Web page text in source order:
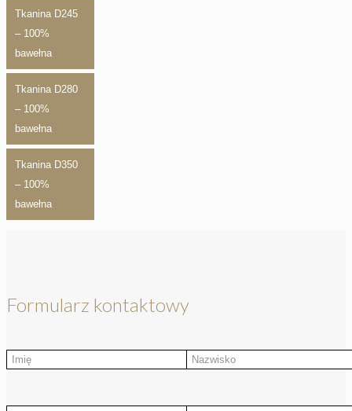
Tkanina D245
– 100%
bawełna
Tkanina D280
– 100%
bawełna
Tkanina D350
– 100%
bawełna
Formularz kontaktowy